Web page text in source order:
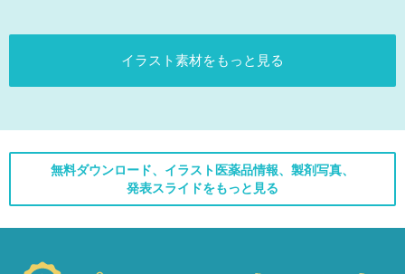
イラスト素材をもっと見る
無料ダウンロード、イラスト医薬品情報、製剤写真、
発表スライドをもっと見る